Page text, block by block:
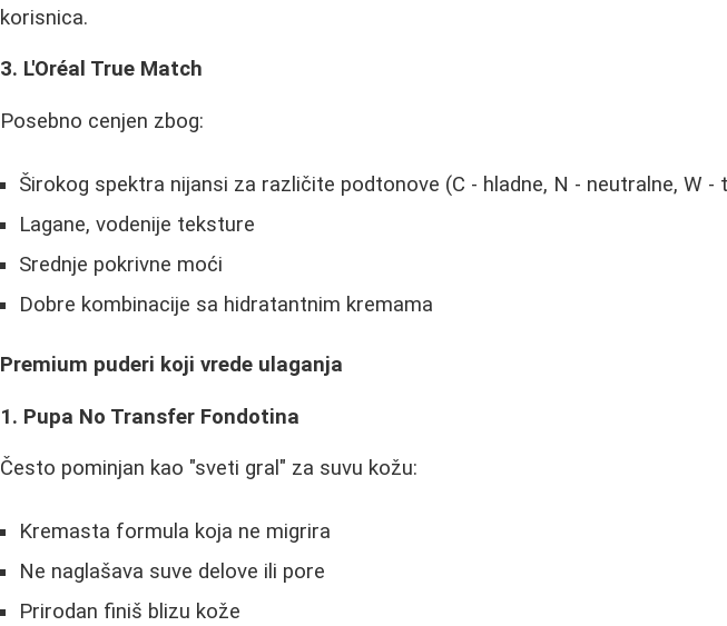
korisnica.
3. L'Oréal True Match
Posebno cenjen zbog:
Širokog spektra nijansi za različite podtonove (C - hladne, N - neutralne, W -
Lagane, vodenije teksture
Srednje pokrivne moći
Dobre kombinacije sa hidratantnim kremama
Premium puderi koji vrede ulaganja
1. Pupa No Transfer Fondotina
Često pominjan kao "sveti gral" za suvu kožu:
Kremasta formula koja ne migrira
Ne naglašava suve delove ili pore
Prirodan finiš blizu kože